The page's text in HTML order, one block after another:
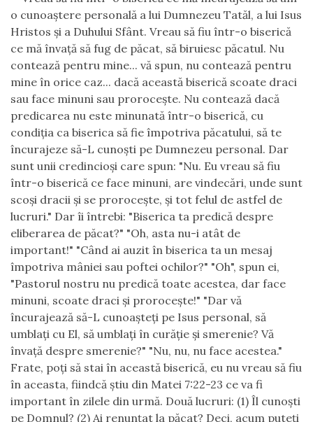
o cunoaştere personală a lui Dumnezeu Tatăl, a lui Isus
Hristos şi a Duhului Sfânt. Vreau să fiu într-o biserică
ce mă învaţă să fug de păcat, să biruiesc păcatul. Nu
contează pentru mine... vă spun, nu contează pentru
mine în orice caz... dacă această biserică scoate draci
sau face minuni sau proroceşte. Nu contează dacă
predicarea nu este minunată într-o biserică, cu
condiţia ca biserica să fie împotriva păcatului, să te
încurajeze să-L cunoşti pe Dumnezeu personal. Dar
sunt unii credincioşi care spun: "Nu. Eu vreau să fiu
într-o biserică ce face minuni, are vindecări, unde sunt
scoşi dracii şi se proroceşte, şi tot felul de astfel de
lucruri." Dar îi întrebi: "Biserica ta predică despre
eliberarea de păcat?" "Oh, asta nu-i atât de
important!" "Când ai auzit în biserica ta un mesaj
împotriva mâniei sau poftei ochilor?" "Oh", spun ei,
"Pastorul nostru nu predică toate acestea, dar face
minuni, scoate draci şi proroceşte!" "Dar vă
încurajează să-L cunoaşteţi pe Isus personal, să
umblaţi cu El, să umblaţi în curăţie şi smerenie? Vă
învaţă despre smerenie?" "Nu, nu, nu face acestea."
Frate, poţi să stai în această biserică, eu nu vreau să fiu
în aceasta, fiindcă ştiu din Matei 7:22-23 ce va fi
important în zilele din urmă. Două lucruri: (1) Îl cunoşti
pe Domnul? (2) Ai renunţat la păcat? Deci, acum puteţi